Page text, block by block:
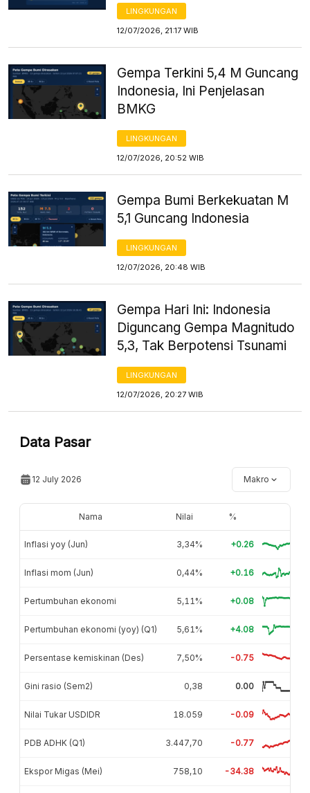
LINGKUNGAN
12/07/2026, 21:17 WIB
Gempa Terkini 5,4 M Guncang
Indonesia, Ini Penjelasan
BMKG
LINGKUNGAN
12/07/2026, 20:52 WIB
Gempa Bumi Berkekuatan M
5,1 Guncang Indonesia
LINGKUNGAN
12/07/2026, 20:48 WIB
Gempa Hari Ini: Indonesia
Diguncang Gempa Magnitudo
5,3, Tak Berpotensi Tsunami
LINGKUNGAN
12/07/2026, 20:27 WIB
Data Pasar
12 July 2026 Makro
Nama Nilai %
Inflasi yoy (Jun) 3,34% +0.26
Inflasi mom (Jun) 0,44% +0.16
Pertumbuhan ekonomi 5,11% +0.08
Pertumbuhan ekonomi (yoy) (Q1) 5,61% +4.08
Persentase kemiskinan (Des) 7,50% -0.75
Gini rasio (Sem2) 0,38 0.00
Nilai Tukar USDIDR 18.059 -0.09
PDB ADHK (Q1) 3.447,70 -0.77
Ekspor Migas (Mei) 758,10 -34.38